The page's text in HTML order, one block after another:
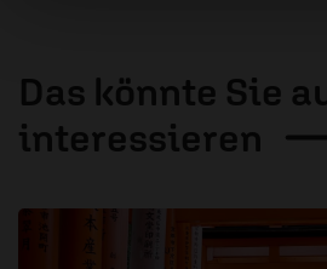
Das könnte Sie
interessieren